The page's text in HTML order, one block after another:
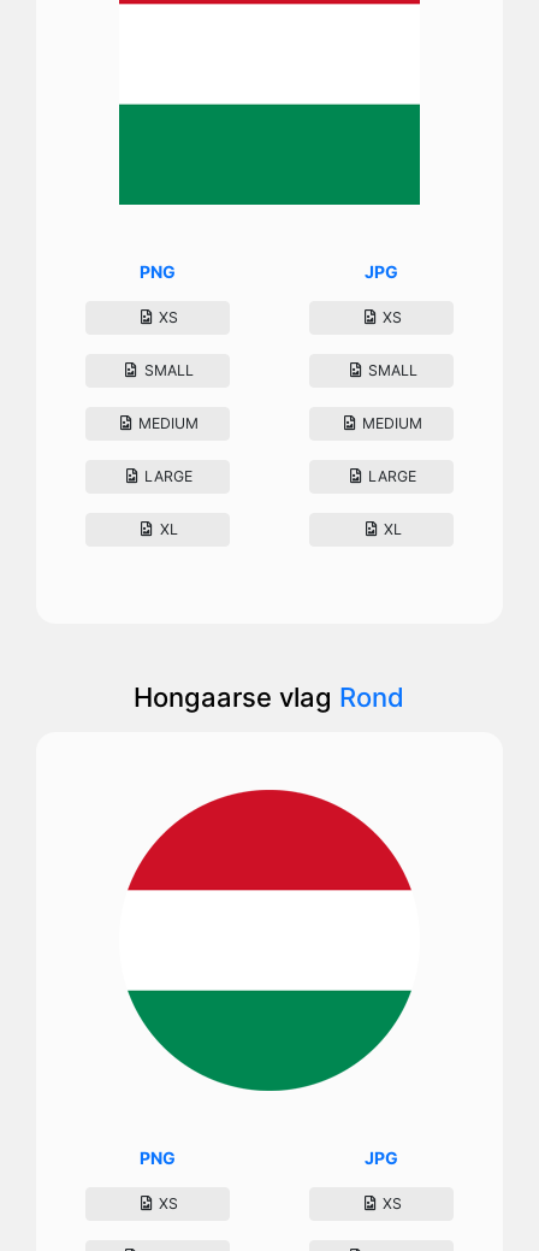
PNG
XS
SMALL
MEDIUM
LARGE
XL
JPG
XS
SMALL
MEDIUM
LARGE
XL
Hongaarse vlag Rond
PNG
XS
JPG
XS